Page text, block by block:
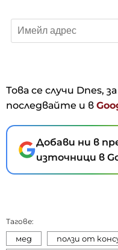
Това се случи Dnes,
последвайте и в
Добави ни в
източници в
Тагове:
мед
ползи от